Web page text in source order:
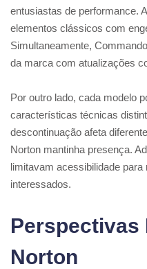
entusiastas de performance.
elementos clássicos com
Simultaneamente,
da marca com atualizações
Por outro lado, cada modelo
características técnicas
descontinuação afeta
Norton mantinha presença.
limitavam acessibilidade
interessados.
Perspectivas
Norton